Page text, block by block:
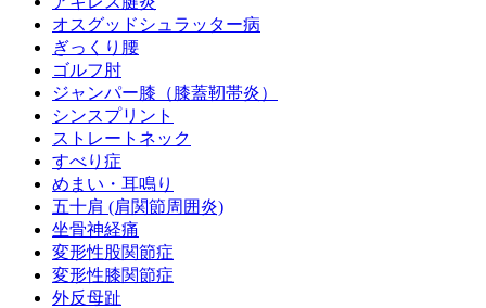
オスグッドシュラッター病
ぎっくり腰
ゴルフ肘
ジャンパー膝（膝蓋靭帯炎）
シンスプリント
ストレートネック
すべり症
めまい・耳鳴り
五十肩 (肩関節周囲炎)
坐骨神経痛
変形性股関節症
変形性膝関節症
外反母趾